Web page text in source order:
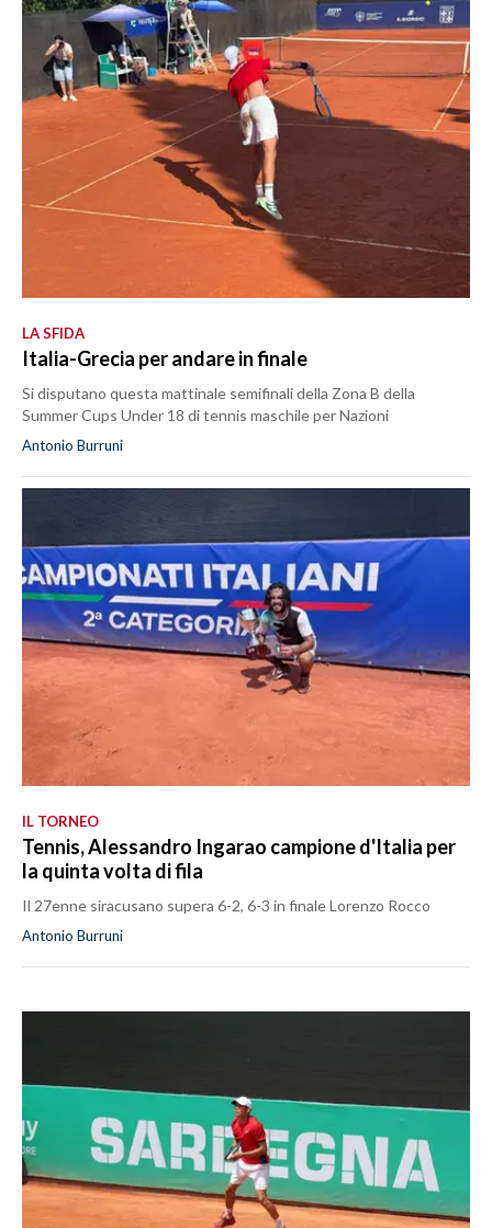
LA SFIDA
Italia-Grecia per andare in finale
Si disputano questa mattinale semifinali della Zona B della
Summer Cups Under 18 di tennis maschile per Nazioni
Antonio Burruni
IL TORNEO
Tennis, Alessandro Ingarao campione d'Italia per
la quinta volta di fila
Il 27enne siracusano supera 6-2, 6-3 in finale Lorenzo Rocco
Antonio Burruni